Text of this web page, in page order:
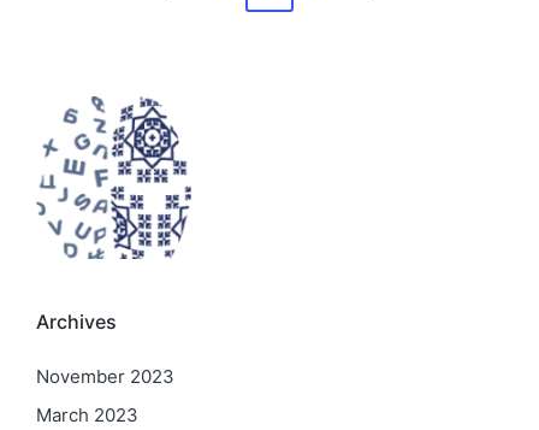
Archives
November 2023
March 2023